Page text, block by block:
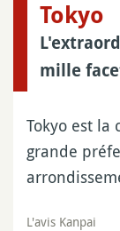
Tokyo
mille
Tokyo est la
grande
L'avis Kanpai